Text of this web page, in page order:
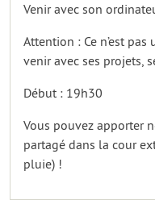
Venir avec son
Attention : Ce n’est
venir avec ses projets,
Début : 19h30
Vous pouvez apporter
partagé dans la cour
pluie) !